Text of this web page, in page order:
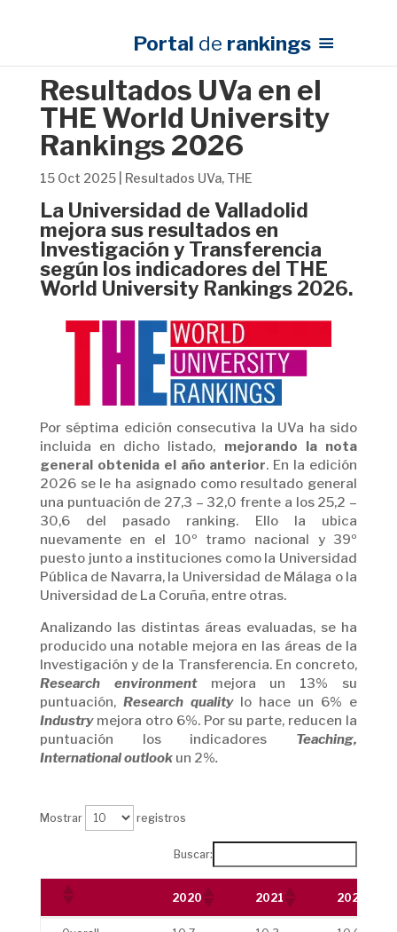
Portal de rankings
Resultados UVa en el
THE World University
Rankings 2026
15 Oct 2025| Resultados UVa, THE
La Universidad de Valladolid
mejora sus resultados en
Investigación y Transferencia
según los indicadores del THE
World University Rankings 2026.
Por séptima edición consecutiva la UVa ha sido
incluida en dicho listado, mejorando la nota
general obtenida el año anterior. En la edición
2026 se le ha asignado como resultado general
una puntuación de 27,3 – 32,0 frente a los 25,2 –
30,6 del pasado ranking. Ello la ubica
nuevamente en el 10º tramo nacional y 39º
puesto junto a instituciones como la Universidad
Pública de Navarra, la Universidad de Málaga o la
Universidad de La Coruña, entre otras.
Analizando las distintas áreas evaluadas, se ha
producido una notable mejora en las áreas de la
Investigación y de la Transferencia. En concreto,
Research environment mejora un 13% su
puntuación, Research quality lo hace un 6% e
Industry mejora otro 6%. Por su parte, reducen la
puntuación los indicadores Teaching,
International outlookun 2%.
Mostrar registros
Buscar:
2020 2021 2022
2020 2021 2022